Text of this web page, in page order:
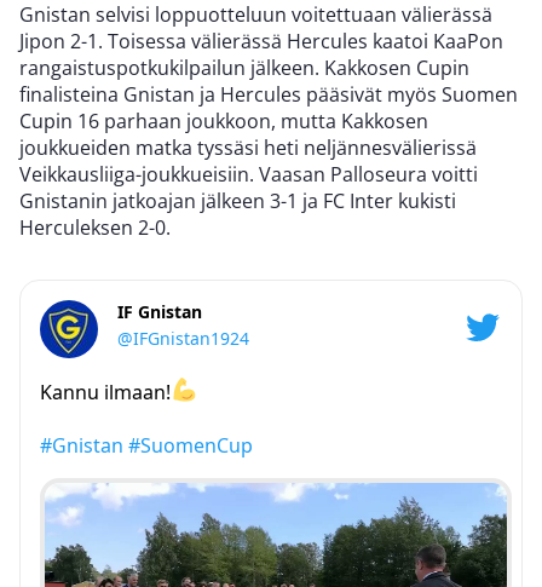
Gnistan selvisi loppuotteluun voitettuaan välierässä
Jipon 2-1. Toisessa välierässä Hercules kaatoi KaaPon
rangaistuspotkukilpailun jälkeen. Kakkosen Cupin
finalisteina Gnistan ja Hercules pääsivät myös Suomen
Cupin 16 parhaan joukkoon, mutta Kakkosen
joukkueiden matka tyssäsi heti neljännesvälierissä
Veikkausliiga-joukkueisiin. Vaasan Palloseura voitti
Gnistanin jatkoajan jälkeen 3-1 ja FC Inter kukisti
Herculeksen 2-0.
IF Gnistan
@IFGnistan1924
Kannu ilmaan!
#Gnistan #SuomenCup